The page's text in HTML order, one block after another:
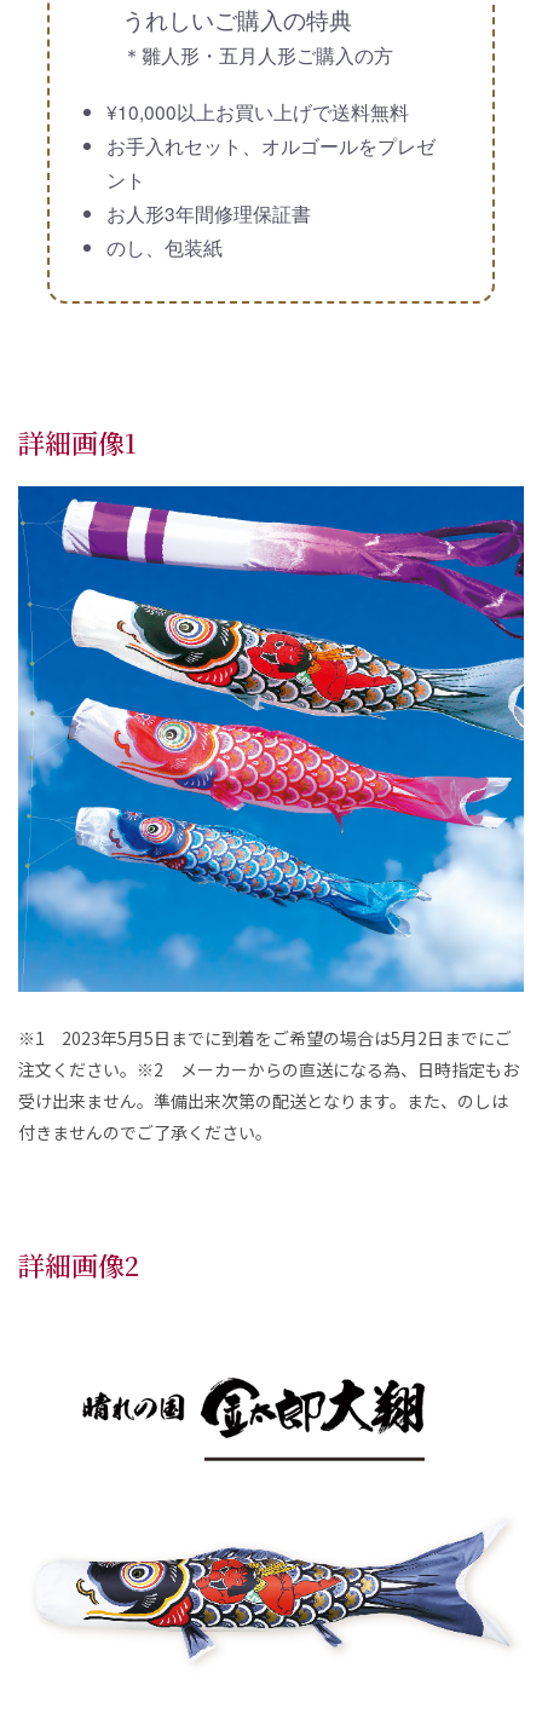
うれしいご購入の特典
＊雛人形・五月人形ご購入の方
¥10,000以上お買い上げで送料無料
お手入れセット、オルゴールをプレゼ
ント
お人形3年間修理保証書
のし、包装紙
詳細画像1
※1 2023年5月5日までに到着をご希望の場合は5月2日までにご
注文ください。※2 メーカーからの直送になる為、日時指定もお
受け出来ません。準備出来次第の配送となります。また、のしは
付きませんのでご了承ください。
詳細画像2